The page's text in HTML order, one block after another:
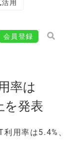
用
会員登録
率は
を発表
用率は5.4%、